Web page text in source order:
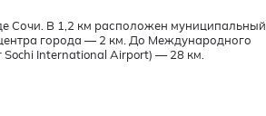
Сочи. В 1,2 км расположен муниципальный
города — 2 км. До Международного
International Airport) — 28 км.